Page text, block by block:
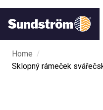
Home /
Sklopný rámeček